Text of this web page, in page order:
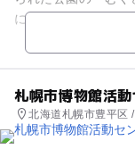
に、施設内の遊具は
子のまま遊べる砂
札幌市博物館活
北海道札幌市豊平区